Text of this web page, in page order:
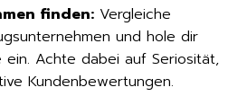
finden: Vergleiche
und hole dir
Achte dabei auf Seriosität,
Kundenbewertungen.